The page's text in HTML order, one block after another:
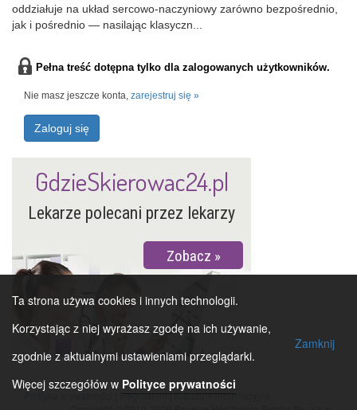
oddziałuje na układ sercowo-naczyniowy zarówno bezpośrednio,
jak i pośrednio — nasilając klasyczn...
Pełna treść dotępna tylko dla zalogowanych użytkowników.
Nie masz jeszcze konta, zarejestruj się »
Zaloguj się
Lekarze polecani przez lekarzy
Zobacz
GdzieSkierowac24.pl
Polityka prywatności Regulamin |
Klauzula informacyjna
Ta strona używa cookies i innych technologii.
Korzystając z niej wyrażasz zgodę na ich używanie,
zgodnie z aktualnymi ustawieniami przeglądarki.
Więcej szczegółów w Polityce prywatności
Zamknij